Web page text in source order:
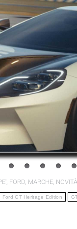
, FORD, MARCHE,
Ford GT Heritage Edition